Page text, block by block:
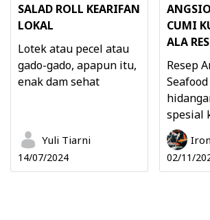
SALAD ROLL KEARIFAN
LOKAL
Lotek atau pecel atau
gado-gado, apapun itu,
enak dam sehat
Yuli Tiarni
14/07/2024
CUMI
ALA
Resep
spesial
02/11/